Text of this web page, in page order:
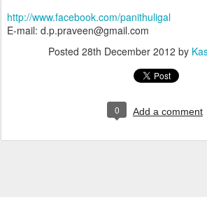
http://www.facebook.com/panithuligal
E-mail: d.p.praveen@gmail.com
Posted 28th December 2012 by
0 Add a comment